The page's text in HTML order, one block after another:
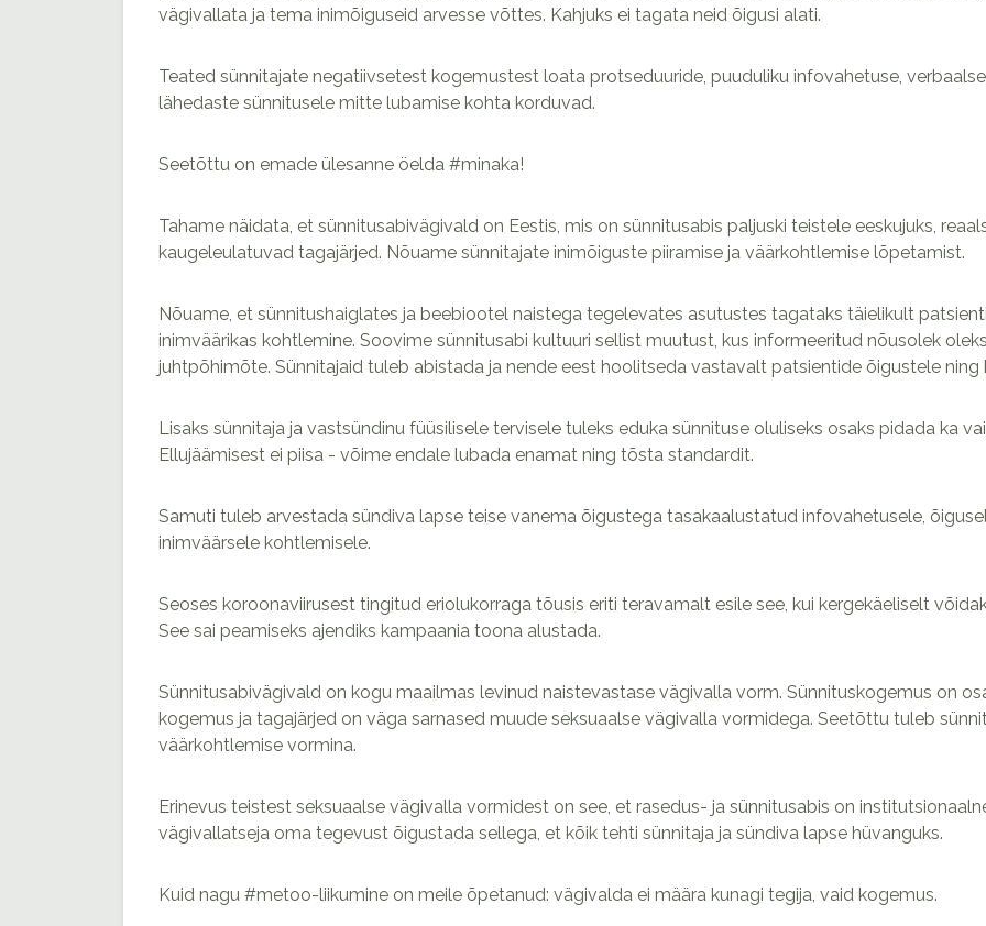
vägivallata ja tema inimõiguseid arvesse võttes. Kahjuks ei tagata neid õigusi alati.
Teated sünnitajate negatiivsetest kogemustest loata protseduuride, puuduliku infovahetuse,
lähedaste sünnitusele mitte lubamise kohta korduvad.
Seetõttu on emade ülesanne öelda #minaka!
Tahame näidata, et sünnitusabivägivald on Eestis, mis on sünnitusabis paljuski teistele eeskujuks,
kaugeleulatuvad tagajärjed. Nõuame sünnitajate inimõiguste piiramise ja väärkohtlemise lõpetamist.
Nõuame, et sünnitushaiglates ja beebiootel naistega tegelevates asutustes tagataks täielikult
inimväärikas kohtlemine. Soovime sünnitusabi kultuuri sellist muutust, kus informeeritud nõusolek
juhtpõhimõte. Sünnitajaid tuleb abistada ja nende eest hoolitseda vastavalt patsientide õigustele ning
Lisaks sünnitaja ja vastsündinu füüsilisele tervisele tuleks eduka sünnituse oluliseks osaks pidada ka
Ellujäämisest ei piisa - võime endale lubada enamat ning tõsta standardit.
Samuti tuleb arvestada sündiva lapse teise vanema õigustega tasakaalustatud infovahetusele,
inimväärsele kohtlemisele.
Seoses koroonaviirusest tingitud eriolukorraga tõusis eriti teravamalt esile see, kui kergekäeliselt
See sai peamiseks ajendiks kampaania toona alustada.
Sünnitusabivägivald on kogu maailmas levinud naistevastase vägivalla vorm. Sünnituskogemus on
kogemus ja tagajärjed on väga sarnased muude seksuaalse vägivalla vormidega. Seetõttu tuleb
väärkohtlemise vormina.
Erinevus teistest seksuaalse vägivalla vormidest on see, et rasedus- ja sünnitusabis on
vägivallatseja oma tegevust õigustada sellega, et kõik tehti sünnitaja ja sündiva lapse hüvanguks.
Kuid nagu #metoo-liikumine on meile õpetanud: vägivalda ei määra kunagi tegija, vaid kogemus.